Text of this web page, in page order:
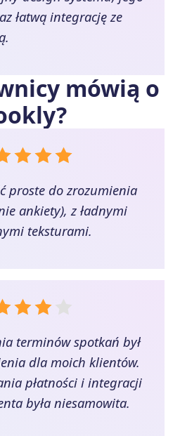
łatwą integrację ze
mówią o
?
proste do zrozumienia
ankiety), z ładnymi
teksturami.
terminów spotkań był
dla moich klientów.
płatności i integracji
była niesamowita.